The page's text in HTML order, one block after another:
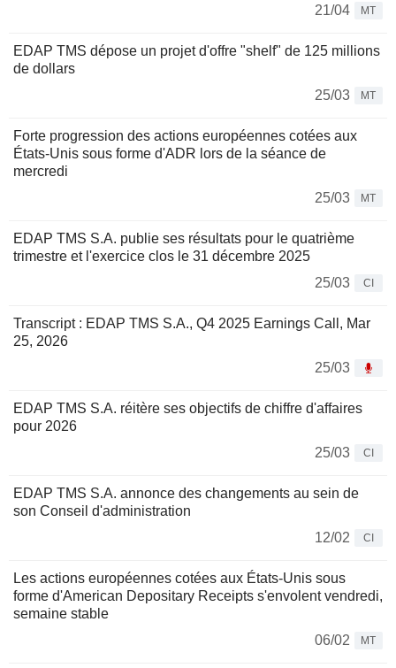
21/04 MT
EDAP TMS dépose un projet d'offre "shelf" de 125 millions
de dollars
25/03
MT
Forte progression des actions européennes cotées aux
États-Unis sous forme d'ADR lors de la séance de
mercredi
25/03
MT
EDAP TMS S.A. publie ses résultats pour le quatrième
trimestre et l'exercice clos le 31 décembre 2025
25/03
CI
Transcript : EDAP TMS S.A., Q4 2025 Earnings Call, Mar
25, 2026
25/03
EDAP TMS S.A. réitère ses objectifs de chiffre d'affaires
pour 2026
25/03
CI
EDAP TMS S.A. annonce des changements au sein de
son Conseil d'administration
12/02
CI
Les actions européennes cotées aux États-Unis sous
forme d'American Depositary Receipts s'envolent vendredi,
semaine stable
06/02
MT